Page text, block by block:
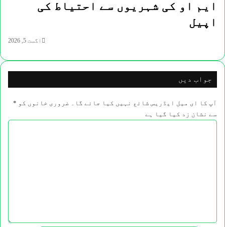
ایم او کی شہریوں سے احتیاط کی
اپیل
اگست 5, 2026
جواب دیں
آپ کا ای میل ایڈریس شائع نہیں کیا جائے گا۔ ضروری خانوں کو *
سے نشان زد کیا گیا ہے